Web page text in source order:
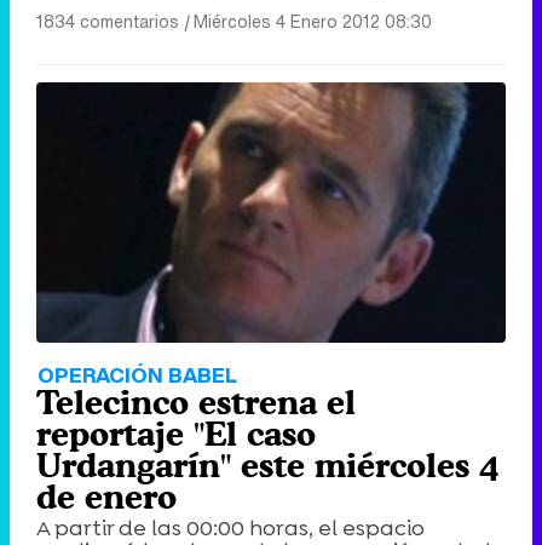
1834 comentarios |Miércoles 4 Enero 2012 08:30
OPERACIÓN BABEL
Telecinco estrena el
reportaje "El caso
Urdangarín" este miércoles 4
de enero
A partir de las 00:00 horas, el espacio